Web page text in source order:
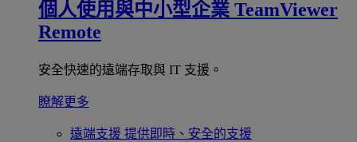
個人使用與中小型企業 TeamViewer
Remote
安全快速的遠端存取與 IT 支援。
瞭解更多
遠端支援 提供即時、安全的支援